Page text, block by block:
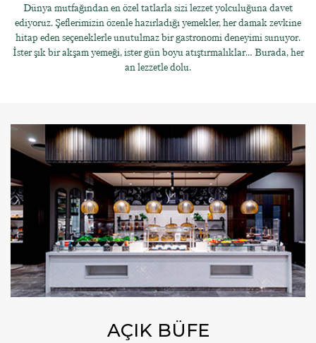
Dünya mutfağından en özel tatlarla sizi lezzet yolculuğuna davet
ediyoruz. Şeflerimizin özenle hazırladığı yemekler, her damak zevkine
hitap eden seçeneklerle unutulmaz bir gastronomi deneyimi sunuyor.
İster şık bir akşam yemeği, ister gün boyu atıştırmalıklar… Burada, her
an lezzetle dolu.
AÇIK BÜFE